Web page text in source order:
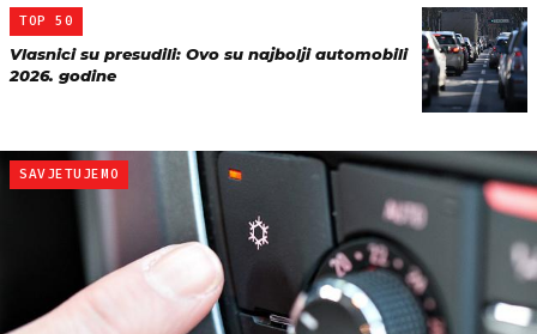
TOP 50
Vlasnici su presudili: Ovo su najbolji automobili
2026. godine
SAVJETUJEMO